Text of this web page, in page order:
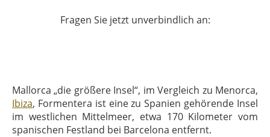
Fragen Sie jetzt unverbindlich an:
Mallorca „die größere Insel“, im Vergleich zu Menorca,
Ibiza, Formentera ist eine zu Spanien gehörende Insel
im westlichen Mittelmeer, etwa 170 Kilometer vom
spanischen Festland bei Barcelona entfernt.